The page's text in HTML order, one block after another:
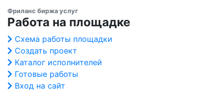
Фриланс биржа услуг
Работа на площадке
Схема работы площадки
Создать проект
Каталог исполнителей
Готовые работы
Вход на сайт